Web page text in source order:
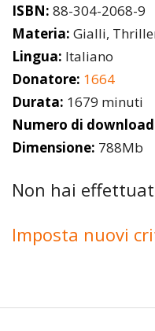
ISBN: 88-304-2068-9
Materia: Gialli,
Lingua: Italiano
Donatore: 1664
Durata: 1679 minuti
Numero di
Dimensione: 788Mb
Non hai
Imposta nuovi